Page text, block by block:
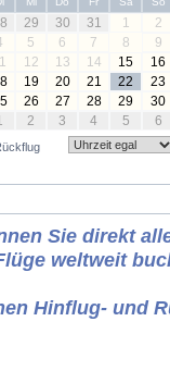
29 30 31 1
2
5 6 7 8
9
12 13 14 15
16
19 20 21 22
23
26 27 28 29
30
2 3 4 5 6
Sie direkt
weltweit
Hinflug- und